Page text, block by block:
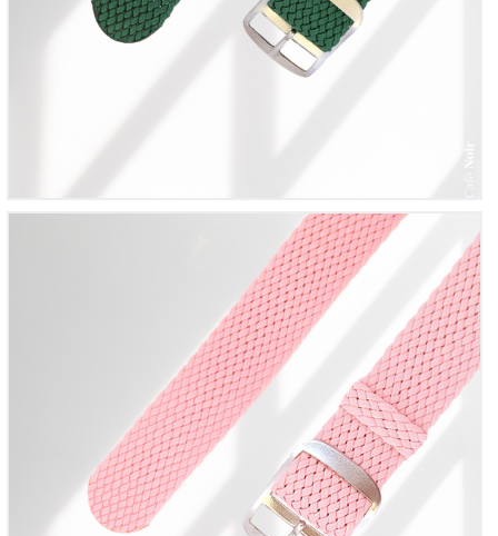
Bracelet montre Perlon tressé Rose Pâle
00€